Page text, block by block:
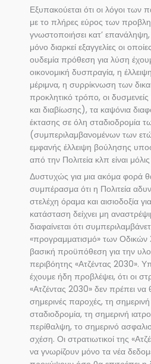
Εξυπακούεται ότι οι λόγοι των
με το πλήρες εύρος των
γνωστοποιήσει κατ’
μόνο διαρκεί εξαγγελίες οι
ουδεμία πρόθεση για λύση
οικονομική δυσπραγία, η
μέριμνα, η συρρίκνωση των
προκλητικό τρόπο, οι
και διαβίωσης), τα καψόνια
έκτασης σε όλη σταδιοδρομία
(συμπεριλαμβανομένων των
εμφανής έλλειψη βούλησης
από την Πολιτεία κλπ είναι
Δυστυχώς για μια ακόμα φορά
συμπέρασμα ότι η Πολιτεία
στελέχη όραμα και αισιοδοξία
κατάσταση δείχνει μη
διαφαίνεται ότι
«προγραμματισμό» των Οδικών
βασική προϋπόθεση για την
περιβόητης «Ατζέντας 2030».
έχουμε ήδη προβλέψει, ότι οι
«Ατζέντας 2030» δεν πρέπει να
σημερινές παροχές, τη
σταδιοδρομία, τη σημερινή
περίθαλψη, το σημερινό
σχέση. Οι στρατιωτικοί της
να γνωρίζουν μόνο τα νέα